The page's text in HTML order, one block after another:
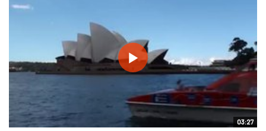
03:27